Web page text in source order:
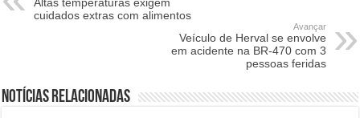
cuidados extras com alimentos
Avançar
Veículo de Herval se envolve
em acidente na BR-470 com 3
pessoas feridas
Notícias relacionadas